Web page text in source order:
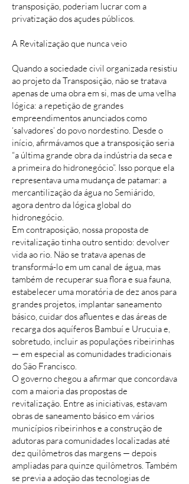
transposição, poderiam lucrar com a
privatização dos açudes públicos.
A Revitalização que nunca veio
Quando a sociedade civil organizada resistiu
ao projeto da Transposição, não se tratava
apenas de uma obra em si, mas de uma velha
lógica: a repetição de grandes
empreendimentos anunciados como
‘salvadores’ do povo nordestino. Desde o
início, afirmávamos que a transposição seria
“a última grande obra da indústria da seca e
a primeira do hidronegócio”. Isso porque ela
representava uma mudança de patamar: a
mercantilização da água no Semiárido,
agora dentro da lógica global do
hidronegócio.
Em contraposição, nossa proposta de
revitalização tinha outro sentido: devolver
vida ao rio. Não se tratava apenas de
transformá-lo em um canal de água, mas
também de recuperar sua flora e sua fauna,
estabelecer uma moratória de dez anos para
grandes projetos, implantar saneamento
básico, cuidar dos afluentes e das áreas de
recarga dos aquíferos Bambuí e Urucuia e,
sobretudo, incluir as populações ribeirinhas
— em especial as comunidades tradicionais
do São Francisco.
O governo chegou a afirmar que concordava
com a maioria das propostas de
revitalização. Entre as iniciativas, estavam
obras de saneamento básico em vários
municípios ribeirinhos e a construção de
adutoras para comunidades localizadas até
dez quilômetros das margens — depois
ampliadas para quinze quilômetros. Também
se previa a adoção das tecnologias de